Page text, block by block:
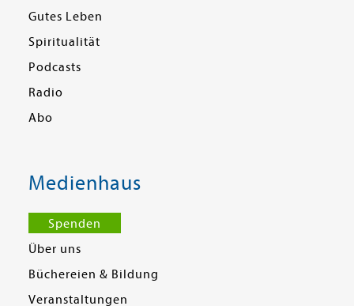
Gutes Leben
Spiritualität
Podcasts
Radio
Abo
Medienhaus
Spenden
Über uns
Büchereien & Bildung
Veranstaltungen